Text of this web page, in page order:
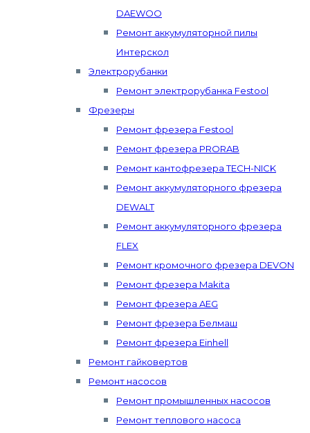
DAEWOO
Ремонт аккумуляторной пилы
Интерскол
Электрорубанки
Ремонт электрорубанка Festool
Фрезеры
Ремонт фрезера Festool
Ремонт фрезера PRORAB
Ремонт кантофрезера TECH-NICK
Ремонт аккумуляторного фрезера
DEWALT
Ремонт аккумуляторного фрезера
FLEX
Ремонт кромочного фрезера DEVON
Ремонт фрезера Makita
Ремонт фрезера AEG
Ремонт фрезера Белмаш
Ремонт фрезера Einhell
Ремонт гайковертов
Ремонт насосов
Ремонт промышленных насосов
Ремонт теплового насоса